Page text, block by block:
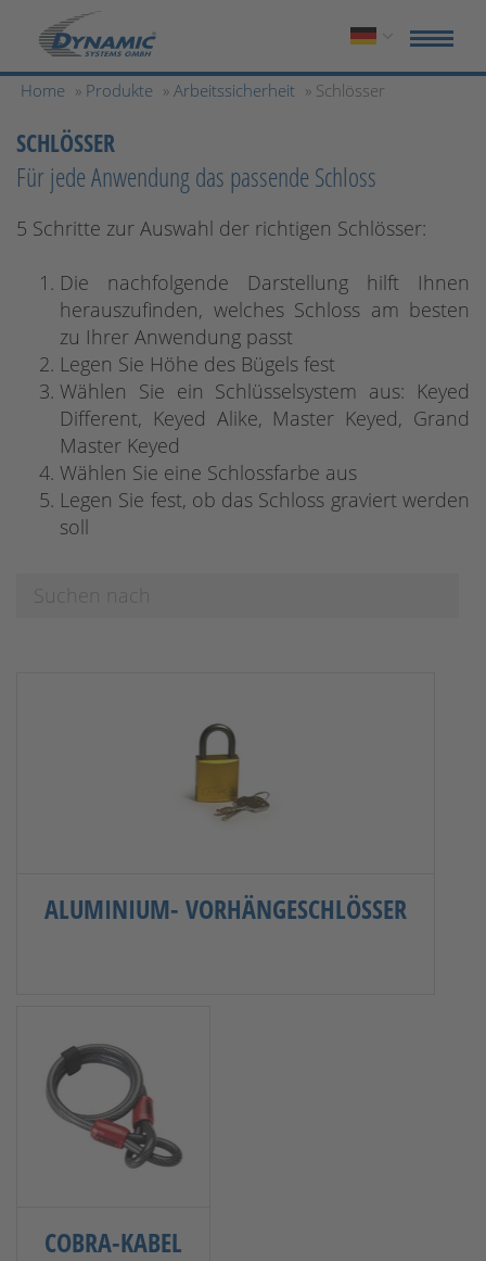
Home » Produkte » Arbeitssicherheit » Schlösser
SCHLÖSSER
Für jede Anwendung das passende Schloss
5 Schritte zur Auswahl der richtigen Schlösser:
Die nachfolgende Darstellung hilft Ihnen
herauszufinden, welches Schloss am besten
zu Ihrer Anwendung passt
Legen Sie Höhe des Bügels fest
Wählen Sie ein Schlüsselsystem aus: Keyed
Different, Keyed Alike, Master Keyed, Grand
Master Keyed
Wählen Sie eine Schlossfarbe aus
Legen Sie fest, ob das Schloss graviert werden
soll
ALUMINIUM- VORHÄNGESCHLÖSSER
COBRA-KABEL